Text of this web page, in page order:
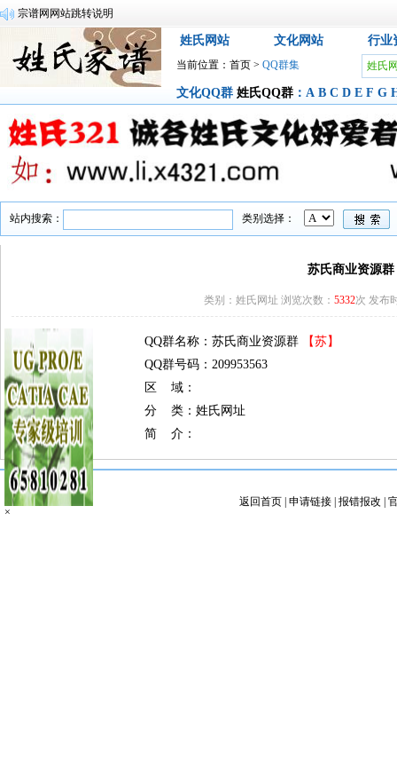
宗谱网网站跳转说明
姓氏网站 文化网站 行业
当前位置： 首页 > QQ群集 姓氏
文化QQ群 姓氏QQ群 ： A B C D E F G
×
站内搜索： 类别选择：
苏氏商业资源群
类别：姓氏网址 浏览次数： 5332次 发布
QQ群名称：苏氏商业资源群
【苏】
QQ群号码：209953563
区 域：
分 类：姓氏网址
简 介：
返回首页| 申请链接| 报错报改